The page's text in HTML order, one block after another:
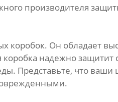
производителя
Он обладает
надежно
Представьте, что